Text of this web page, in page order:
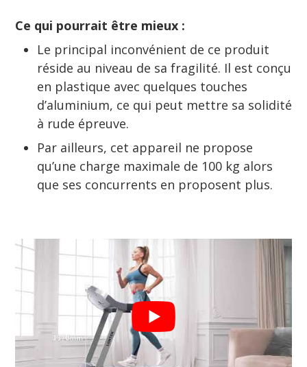
Ce qui pourrait être mieux :
Le principal inconvénient de ce produit
réside au niveau de sa fragilité. Il est conçu
en plastique avec quelques touches
d’aluminium, ce qui peut mettre sa solidité
à rude épreuve.
Par ailleurs, cet appareil ne propose
qu’une charge maximale de 100 kg alors
que ses concurrents en proposent plus.